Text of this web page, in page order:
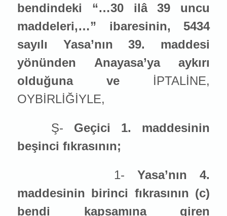
bendindeki “…30 ilâ 39 uncu
maddeleri,…” ibaresinin, 5434
sayılı Yasa’nın 39. maddesi
yönünden Anayasa’ya aykırı
olduğuna ve İPTALİNE,
OYBİRLİĞİYLE,
Ş- Geçici 1. maddesinin
beşinci fıkrasının;
1- Yasa’nın 4.
maddesinin birinci fıkrasının (c)
bendi kapsamına giren